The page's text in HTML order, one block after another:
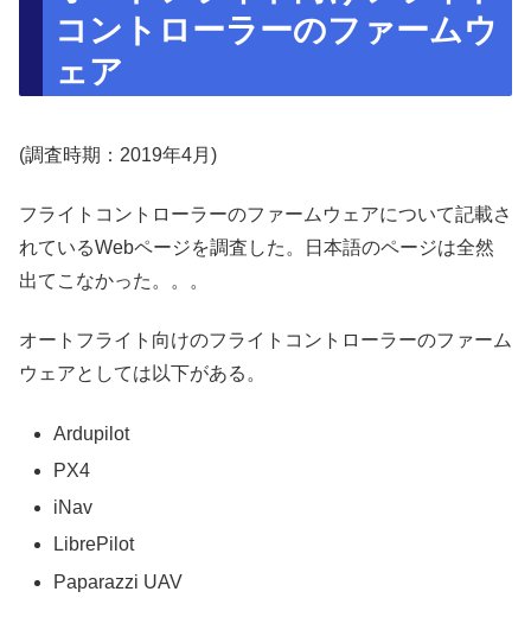
コントローラーのファームウ
ェア
(調査時期：2019年4月)
フライトコントローラーのファームウェアについて記載さ
れているWebページを調査した。日本語のページは全然
出てこなかった。。。
オートフライト向けのフライトコントローラーのファーム
ウェアとしては以下がある。
Ardupilot
PX4
iNav
LibrePilot
Paparazzi UAV